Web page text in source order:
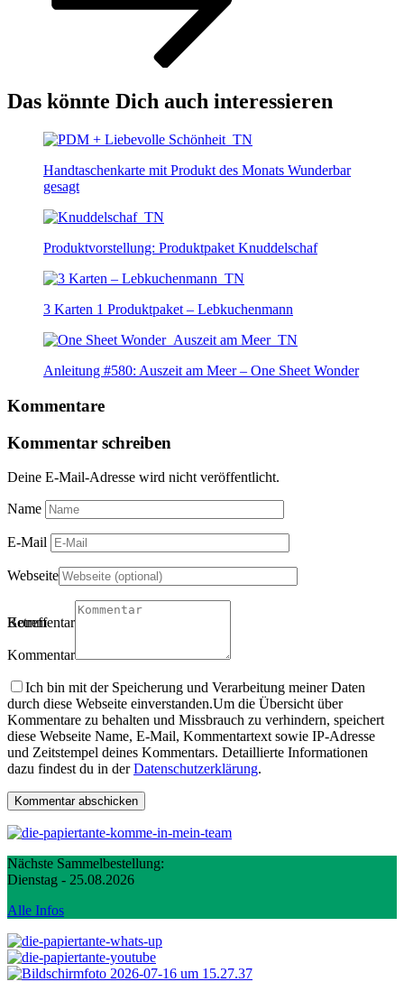
Das könnte Dich auch interessieren
Handtaschenkarte mit Produkt des Monats Wunderbar
gesagt
Produktvorstellung: Produktpaket Knuddelschaf
3 Karten 1 Produktpaket – Lebkuchenmann
Anleitung #580: Auszeit am Meer – One Sheet Wonder
Kommentare
Kommentar schreiben
Deine E-Mail-Adresse wird nicht veröffentlicht.
Name
E-Mail
Webseite
Betreff
Kommentartitel
Kommentar
Ich bin mit der Speicherung und Verarbeitung meiner Daten
durch diese Webseite einverstanden.Um die Übersicht über
Kommentare zu behalten und Missbrauch zu verhindern, speichert
diese Webseite Name, E-Mail, Kommentartext sowie IP-Adresse
und Zeitstempel deines Kommentars. Detaillierte Informationen
dazu findest du in derDatenschutzerklärung.
Nächste Sammelbestellung:
Dienstag - 25.08.2026
Alle Infos